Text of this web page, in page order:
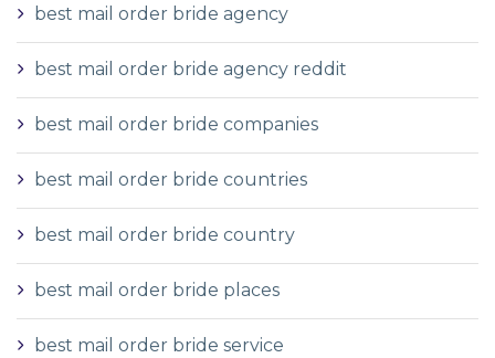
best mail order bride agency
best mail order bride agency reddit
best mail order bride companies
best mail order bride countries
best mail order bride country
best mail order bride places
best mail order bride service